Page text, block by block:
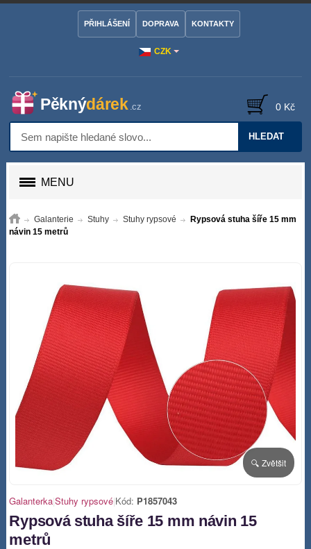
CZK
PŘIHLÁŠENÍ DOPRAVA KONTAKTY
HLEDAT
0 Kč
MENU
Galanterie Stuhy Stuhy rypsové
Rypsová stuha šíře 15 mm
návin 15 metrů
🔍 Zvětšit
Galanterka|Stuhy rypsové|Kód: P1857043
Rypsová stuha šíře 15 mm návin 15
metrů